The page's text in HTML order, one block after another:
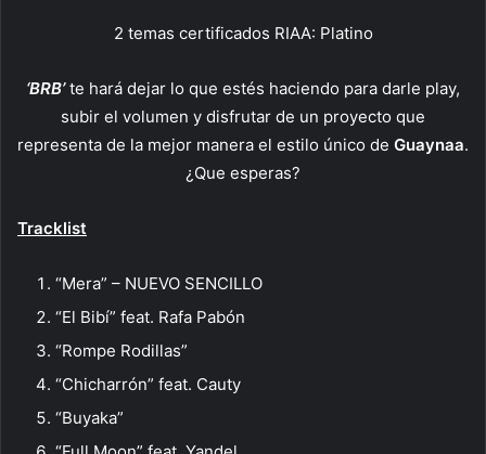
2 temas certificados RIAA: Platino
‘BRB’te hará dejar lo que estés haciendo para darle play,
subir el volumen y disfrutar de un proyecto que
representa de la mejor manera el estilo único de Guaynaa.
¿Que esperas?
Tracklist
“Mera” – NUEVO SENCILLO
“El Bibí” feat. Rafa Pabón
“Rompe Rodillas”
“Chicharrón” feat. Cauty
“Buyaka”